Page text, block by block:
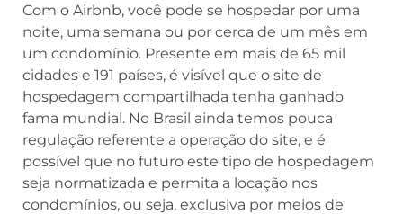
Com o Airbnb, você pode se hospedar por uma
noite, uma semana ou por cerca de um mês em
um condomínio. Presente em mais de 65 mil
cidades e 191 países, é visível que o site de
hospedagem compartilhada tenha ganhado
fama mundial. No Brasil ainda temos pouca
regulação referente a operação do site, e é
possível que no futuro este tipo de hospedagem
seja normatizada e permita a locação nos
condomínios, ou seja, exclusiva por meios de